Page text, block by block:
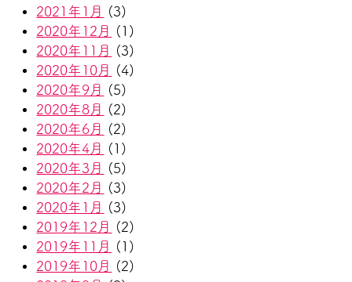
2021年1月
(3)
2020年12月
(1)
2020年11月
(3)
2020年10月
(4)
2020年9月
(5)
2020年8月
(2)
2020年6月
(2)
2020年4月
(1)
2020年3月
(5)
2020年2月
(3)
2020年1月
(3)
2019年12月
(2)
2019年11月
(1)
2019年10月
(2)